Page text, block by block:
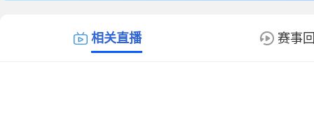
相关直播 赛事